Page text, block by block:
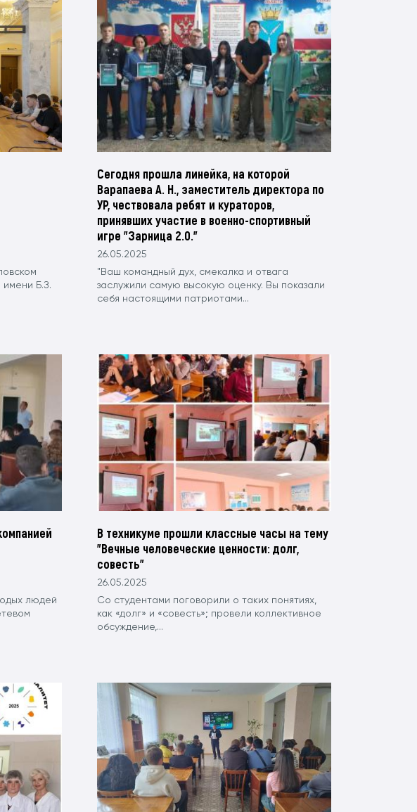
Б.З.
Сегодня прошла линейка, на которой
Варапаева А. Н., заместитель директора по
УР, чествовала ребят и кураторов,
принявших участие в военно-спортивный
игре "Зарница 2.0."
26.05.2025
"Ваш командный дух, смекалка и отвага
заслужили самую высокую оценку. Вы показали
себя настоящими патриотами...
людей
В техникуме прошли классные часы на тему
"Вечные человеческие ценности: долг,
совесть"
26.05.2025
Со студентами поговорили о таких понятиях,
как «долг» и «совесть»; провели коллективное
обсуждение,...